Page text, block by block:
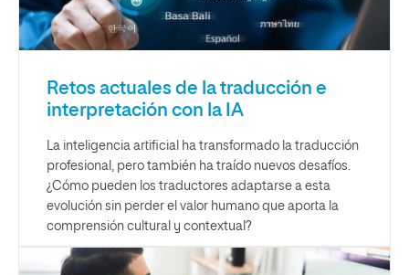
Retos actuales de la traducción e
interpretación con la IA
La inteligencia artificial ha transformado la traducción
profesional, pero también ha traído nuevos desafíos.
¿Cómo pueden los traductores adaptarse a esta
evolución sin perder el valor humano que aporta la
comprensión cultural y contextual?